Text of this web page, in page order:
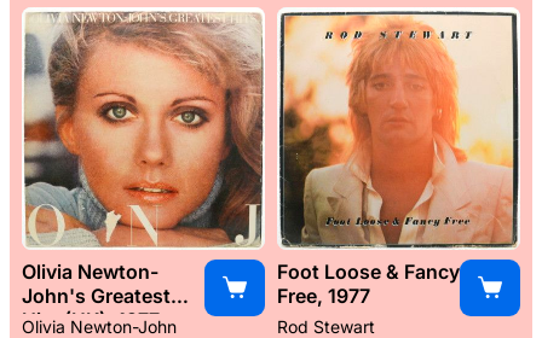
Olivia Newton-
John's Greatest
Hits (UK), 1977
Olivia Newton-John
Foot Loose & Fancy
Free, 1977
Rod Stewart